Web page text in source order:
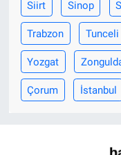
Siirt Sinop
Trabzon Tunceli
Yozgat
Çorum İstanbul